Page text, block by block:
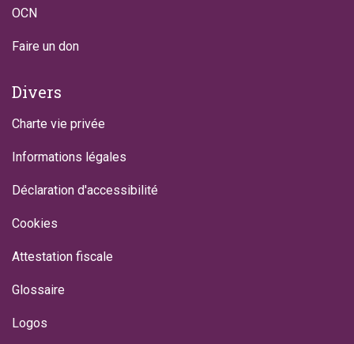
OCN
Faire un don
Divers
Charte vie privée
Informations légales
Déclaration d'accessibilité
Cookies
Attestation fiscale
Glossaire
Logos